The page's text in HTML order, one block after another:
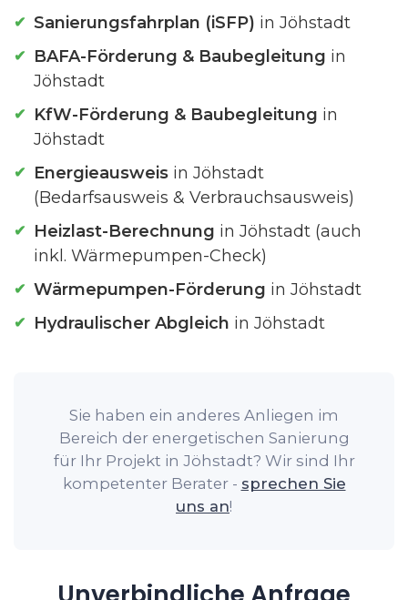
Sanierungsfahrplan (iSFP) in Jöhstadt
BAFA-Förderung & Baubegleitung in
Jöhstadt
KfW-Förderung & Baubegleitung in
Jöhstadt
Energieausweis in Jöhstadt
(Bedarfsausweis & Verbrauchsausweis)
Heizlast-Berechnung in Jöhstadt (auch
inkl. Wärmepumpen-Check)
Wärmepumpen-Förderung in Jöhstadt
Hydraulischer Abgleich in Jöhstadt
Sie haben ein anderes Anliegen im
Bereich der energetischen Sanierung
für Ihr Projekt in Jöhstadt? Wir sind Ihr
kompetenter Berater - sprechen Sie
uns an!